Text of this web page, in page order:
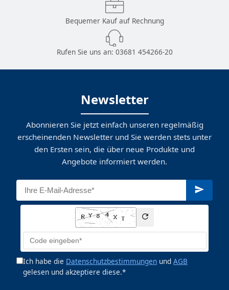
Bequemer Kauf auf Rechnung
Rufen Sie uns an: 03681 454266-20
Newsletter
Abonnieren Sie jetzt einfach unseren regelmäßig
erscheinenden Newsletter und Sie werden stets unter
den Ersten sein, die über neue Produkte und
Angebote informiert werden.
Ich habe die Datenschutzbestimmungen und AGB
gelesen und akzeptiere diese.*